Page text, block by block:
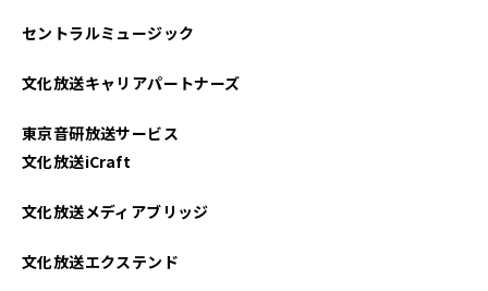
セントラルミュージック
文化放送キャリアパートナーズ
東京音研放送サービス
文化放送iCraft
文化放送メディアブリッジ
文化放送エクステンド